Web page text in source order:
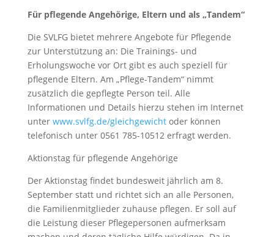
Für pflegende Angehörige, Eltern und als „Tandem“
Die SVLFG bietet mehrere Angebote für Pflegende
zur Unterstützung an: Die Trainings- und
Erholungswoche vor Ort gibt es auch speziell für
pflegende Eltern. Am „Pflege-Tandem“ nimmt
zusätzlich die gepflegte Person teil. Alle
Informationen und Details hierzu stehen im Internet
unter www.svlfg.de/gleichgewichtoder können
telefonisch unter 0561 785-10512 erfragt werden.
Aktionstag für pflegende Angehörige
Der Aktionstag findet bundesweit jährlich am 8.
September statt und richtet sich an alle Personen,
die Familienmitglieder zuhause pflegen. Er soll auf
die Leistung dieser Pflegepersonen aufmerksam